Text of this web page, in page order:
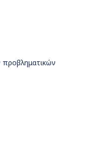
προβληματικών